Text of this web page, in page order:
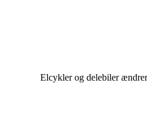
Elcykler og delebiler